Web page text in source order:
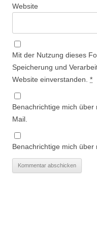
Website
Mit der Nutzung dieses
Speicherung und
Website einverstanden. *
Benachrichtige mich
Mail.
Benachrichtige mich über